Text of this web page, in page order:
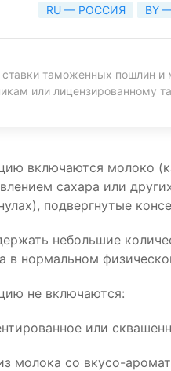
RU — РОССИЯ BY
ставки таможенных пошлин и
или лицензированному
включаются молоко
сахара или
подвергнутые
небольшие
в нормальном
не включаются:
или
молока со вкусо-